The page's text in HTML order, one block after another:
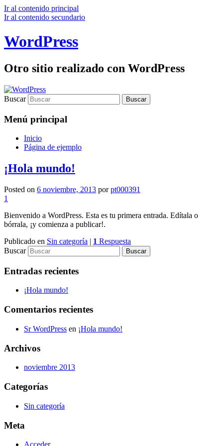
Ir al contenido principal
Ir al contenido secundario
WordPress
Otro sitio realizado con WordPress
Buscar
Menú principal
Inicio
Página de ejemplo
¡Hola mundo!
Posted on 6 noviembre, 2013 porpt000391
1
Bienvenido a WordPress. Esta es tu primera entrada. Edítala o
bórrala, ¡y comienza a publicar!.
Publicado en Sin categoría | 1 Respuesta
Buscar
Entradas recientes
¡Hola mundo!
Comentarios recientes
Sr WordPress en ¡Hola mundo!
Archivos
noviembre 2013
Categorías
Sin categoría
Meta